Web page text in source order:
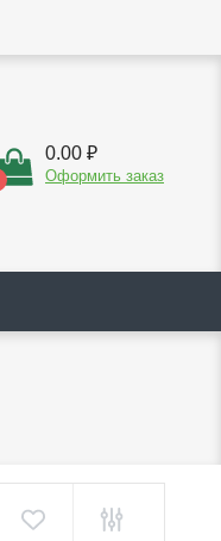
0.00 ₽
Оформить заказ